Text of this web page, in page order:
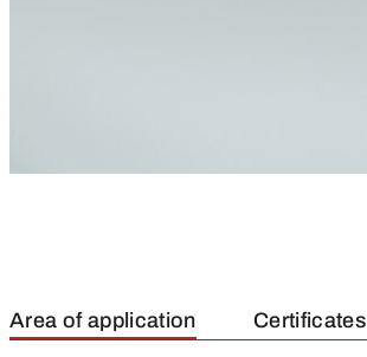
Area of application Certificates